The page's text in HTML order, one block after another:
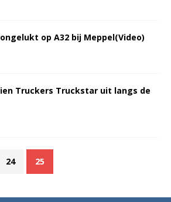
op A32 bij Meppel(Video)
Truckers Truckstar uit langs de
24 25